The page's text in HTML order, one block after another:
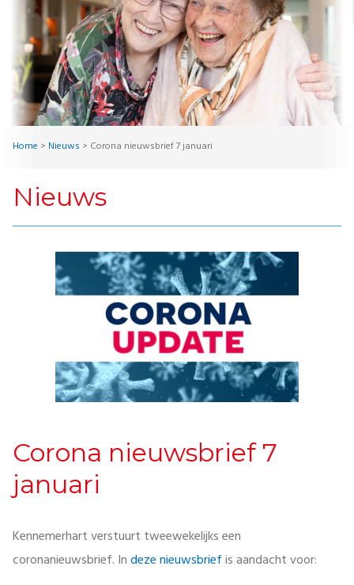
Home > Nieuws > Corona nieuwsbrief 7 januari
Nieuws
Corona nieuwsbrief 7
januari
Kennemerhart verstuurt tweewekelijks een
coronanieuwsbrief. Indeze nieuwsbriefis aandacht voor: